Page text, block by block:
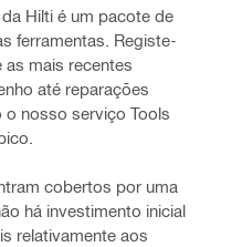
Hilti é um pacote de
ferramentas. Registe-
mais recentes
até reparações
nosso serviço Tools
cobertos por uma
há investimento inicial
relativamente aos